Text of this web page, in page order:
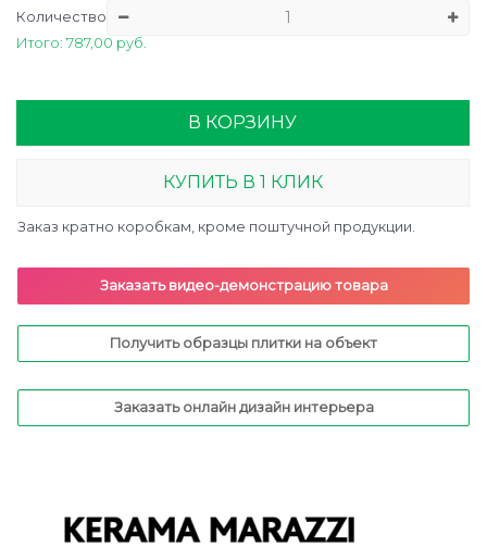
Количество
Итого: 787,00 руб.
В КОРЗИНУ
КУПИТЬ В 1 КЛИК
Заказ кратно коробкам, кроме поштучной продукции.
Заказать видео-демонстрацию товара
Получить образцы плитки на объект
Заказать онлайн дизайн интерьера